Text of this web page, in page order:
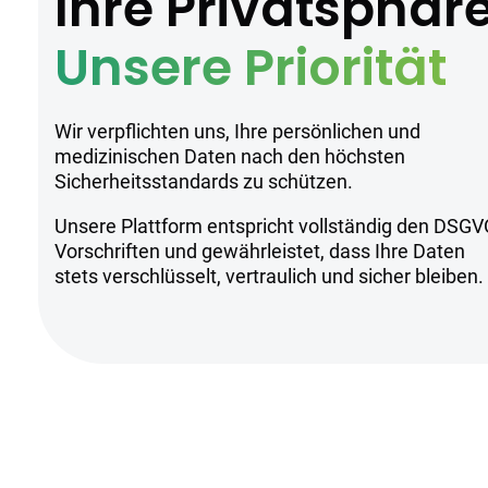
Noc Dascoli steht für hochwertige
produziert werden. Alle Produkte
Nur unter ärztlicher Aufsicht
Nicht geeignet für Personen unter 18
Unsere Priorität
Wir verpflichten uns, Ihre persönlichen und
medizinischen Daten nach den höchsten
Sicherheitsstandards zu schützen.
Unsere Plattform entspricht vollständig den
Vorschriften und gewährleistet, dass Ihre Daten
stets verschlüsselt, vertraulich und sicher bleiben.